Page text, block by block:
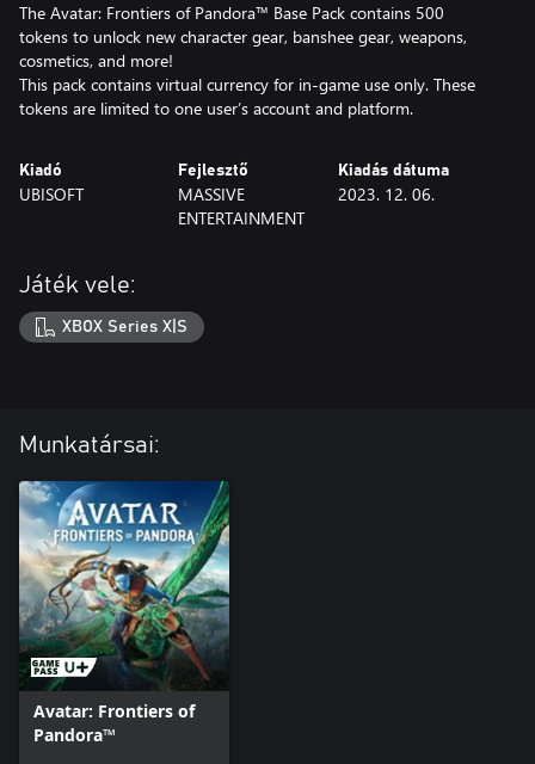
The Avatar: Frontiers of Pandora™ Base Pack contains 500
tokens to unlock new character gear, banshee gear, weapons,
cosmetics, and more!
This pack contains virtual currency for in-game use only. These
tokens are limited to one user’s account and platform.
Kiadó
UBISOFT
Fejlesztő
MASSIVE
ENTERTAINMENT
Kiadás dátuma
2023. 12. 06.
Játék vele:
XBOX Series X|S
Munkatársai:
Avatar: Frontiers of
Pandora™